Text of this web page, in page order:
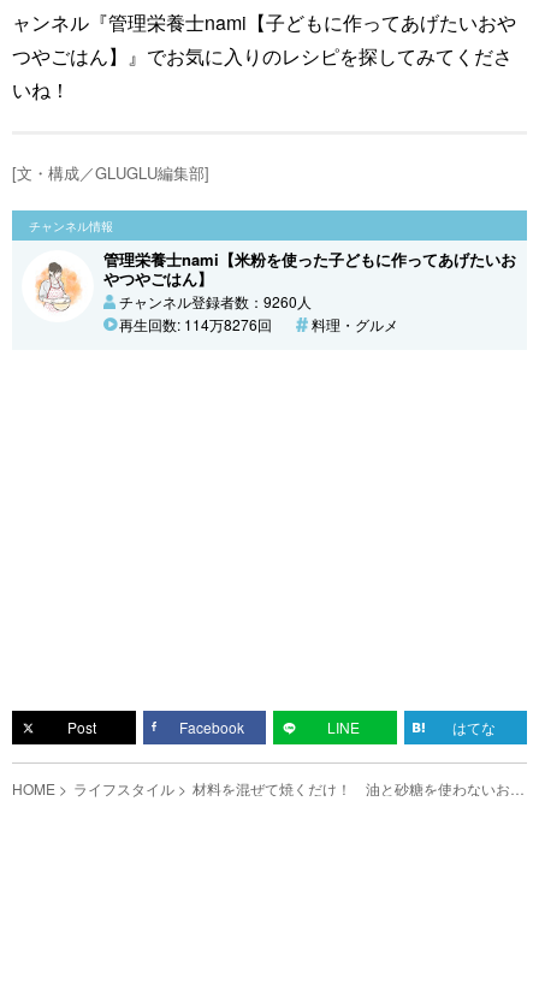
ャンネル『管理栄養士nami【子どもに作ってあげたいおや
つやごはん】』でお気に入りのレシピを探してみてくださ
いね！
[文・構成／GLUGLU編集部]
チャンネル情報
管理栄養士nami【米粉を使った子どもに作ってあげたいお
やつやごはん】
チャンネル登録者数：9260人
再生回数: 114万8276回
料理・グルメ
Post Facebook LINE はてな
HOME ライフスタイル 材料を混ぜて焼くだけ！ 油と砂糖を使わないおか
らケーキがこちら